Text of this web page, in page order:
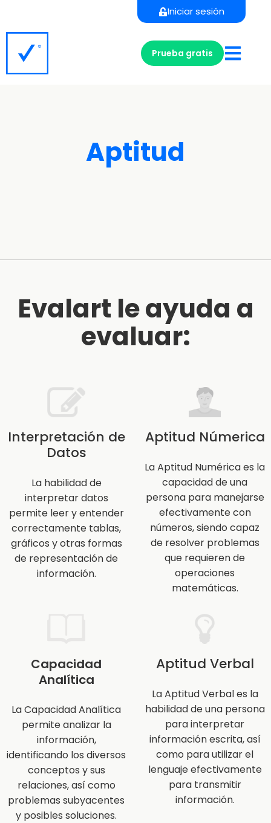
Iniciar sesión
Prueba gratis
Aptitud
Evalart le ayuda a
evaluar:
Interpretación de
Datos
La habilidad de
interpretar datos
permite leer y entender
correctamente tablas,
gráficos y otras formas
de representación de
información.
Aptitud Númerica
La Aptitud Numérica es la
capacidad de una
persona para manejarse
efectivamente con
números, siendo capaz
de resolver problemas
que requieren de
operaciones
matemáticas.
Capacidad
Analítica
La Capacidad Analítica
permite analizar la
información,
identificando los diversos
conceptos y sus
relaciones, así como
problemas subyacentes
y posibles soluciones.
Aptitud Verbal
La Aptitud Verbal es la
habilidad de una persona
para interpretar
información escrita, así
como para utilizar el
lenguaje efectivamente
para transmitir
información.